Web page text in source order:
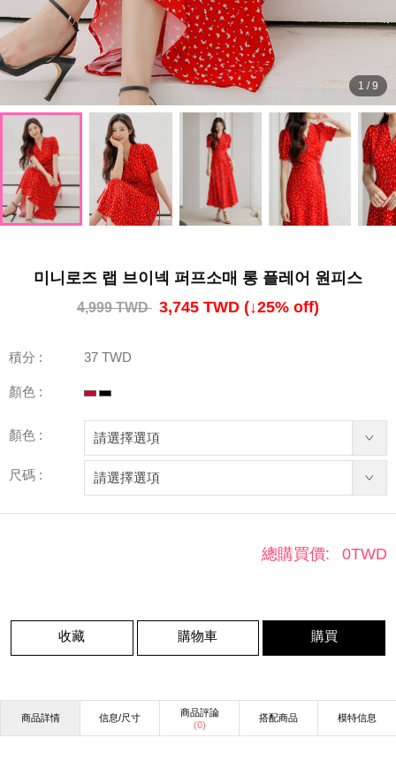
1 /9
미니로즈 랩 브이넥 퍼프소매 롱 플레어 원피스
4,999 TWD 3,745 TWD (↓25% off)
積分 : 37 TWD
顏色 :
顏色 :
尺碼 :
總購買價: 0TWD
收藏 購物車 購買
商品詳情 信息/尺寸
商品評論
(0)
搭配商品 模特信息